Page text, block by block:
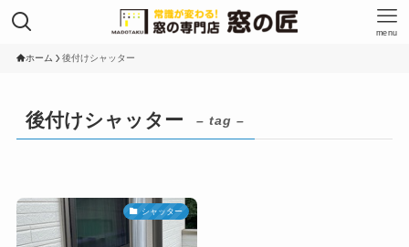
menu
ホーム 後付けシャッター
後付けシャッター – tag –
シャッター